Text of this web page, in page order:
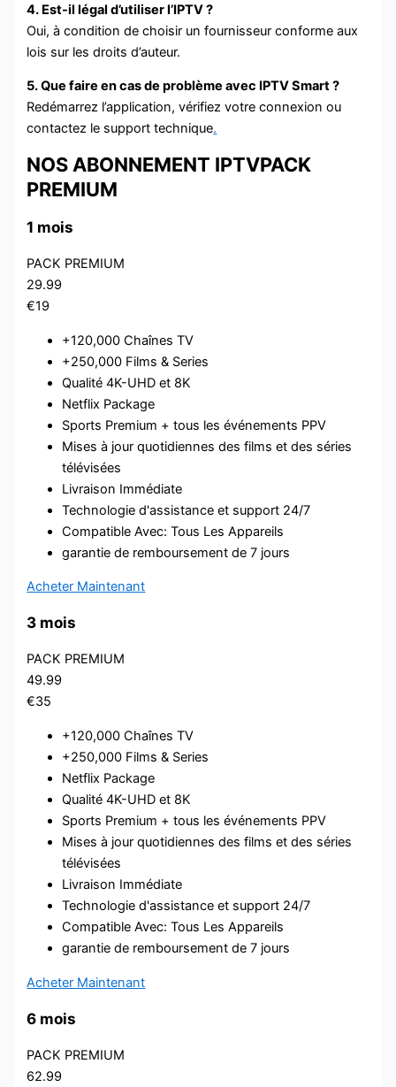
4. Est-il légal d’utiliser l’IPTV ?
Oui, à condition de choisir un fournisseur conforme aux
lois sur les droits d’auteur.
5. Que faire en cas de problème avec IPTV Smart ?
Redémarrez l’application, vérifiez votre connexion ou
contactez le support technique.
NOS ABONNEMENT IPTVPACK
PREMIUM
1 mois
PACK PREMIUM
29.99
€19
+120,000 Chaînes TV
+250,000 Films & Series
Qualité 4K-UHD et 8K
Netflix Package
Sports Premium + tous les événements PPV
Mises à jour quotidiennes des films et des séries
télévisées
Livraison Immédiate
Technologie d'assistance et support 24/7
Compatible Avec: Tous Les Appareils
garantie de remboursement de 7 jours
Acheter Maintenant
3 mois
PACK PREMIUM
49.99
€35
+120,000 Chaînes TV
+250,000 Films & Series
Netflix Package
Qualité 4K-UHD et 8K
Sports Premium + tous les événements PPV
Mises à jour quotidiennes des films et des séries
télévisées
Livraison Immédiate
Technologie d'assistance et support 24/7
Compatible Avec: Tous Les Appareils
garantie de remboursement de 7 jours
Acheter Maintenant
6 mois
PACK PREMIUM
62.99